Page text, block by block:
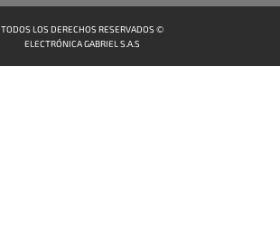
TODOS LOS DERECHOS RESERVADOS ©
ELECTRÓNICA GABRIEL S.A.S